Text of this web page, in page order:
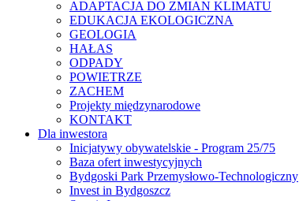
ADAPTACJA DO ZMIAN KLIMATU
EDUKACJA EKOLOGICZNA
GEOLOGIA
HAŁAS
ODPADY
POWIETRZE
ZACHEM
Projekty międzynarodowe
KONTAKT
Dla inwestora
Inicjatywy obywatelskie - Program 25/75
Baza ofert inwestycyjnych
Bydgoski Park Przemysłowo-Technologiczny
Invest in Bydgoszcz